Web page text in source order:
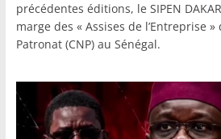
précédentes éditions, le SIPEN
marge des « Assises de l’Entreprise
Patronat (CNP) au Sénégal.